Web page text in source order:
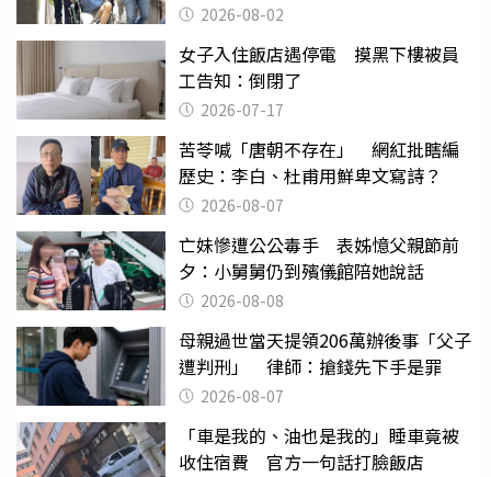
2026-08-02
女子入住飯店遇停電 摸黑下樓被員
工告知：倒閉了
2026-07-17
苦苓喊「唐朝不存在」 網紅批瞎編
歷史：李白、杜甫用鮮卑文寫詩？
2026-08-07
亡妹慘遭公公毒手 表姊憶父親節前
夕：小舅舅仍到殯儀館陪她說話
2026-08-08
母親過世當天提領206萬辦後事「父子
遭判刑」 律師：搶錢先下手是罪
2026-08-07
「車是我的、油也是我的」睡車竟被
收住宿費 官方一句話打臉飯店